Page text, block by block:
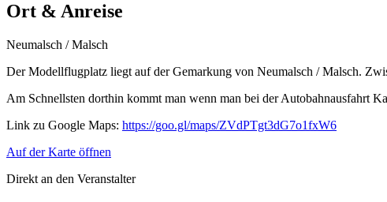
Ort & Anreise
Neumalsch / Malsch
Der Modellflugplatz liegt auf der Gemarkung von Neumalsch / Malsch.
Am Schnellsten dorthin kommt man wenn man bei der Autobahnausfahrt
Link zu Google Maps: https://goo.gl/maps/ZVdPTgt3dG7o1fxW6
Auf der Karte öffnen
Direkt an den Veranstalter